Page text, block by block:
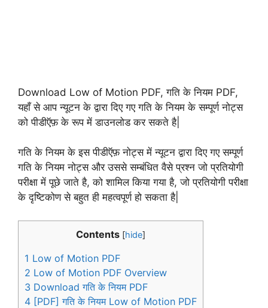
Download Low of Motion PDF, गति के नियम PDF,
यहाँ से आप न्यूटन के द्वारा दिए गए गति के नियम के सम्पूर्ण नोट्स
को पीडीऍफ़ के रूप में डाउनलोड कर सकते है|
गति के नियम के इस पीडीऍफ़ नोट्स में न्यूटन द्वारा दिए गए सम्पूर्ण
गति के नियम नोट्स और उससे सम्बंधित वैसे प्रश्न जो प्रतियोगी
परीक्षा में पूछे जाते है, को शामिल किया गया है, जो प्रतियोगी परीक्षा
के दृष्टिकोण से बहुत ही महत्वपूर्ण हो सकता है|
Contents [hide]
1 Low of Motion PDF
2 Low of Motion PDF Overview
3 Download गति के नियम PDF
4 [PDF] गति के नियम Low of Motion PDF